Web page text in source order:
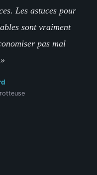
Les astuces pour
sont vraiment
pas mal